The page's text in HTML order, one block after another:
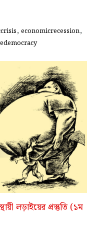
, economicrecession,
লড়াইয়ের প্রস্তুতি (১ম